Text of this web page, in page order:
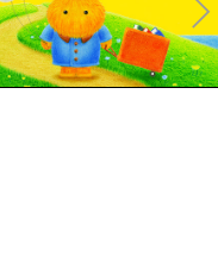
Ne
xt